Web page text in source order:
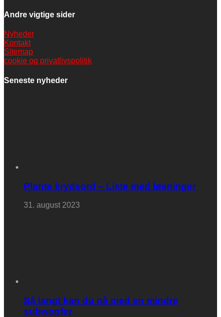
Andre vigtige sider
Nyheder
Kontakt
Sitemap
cookie og privatlivspolitik
Seneste nyheder
Plante krydsord – Liste med løsninger
31. august 2023
Så langt kan du nå med en mindre
subwoofer